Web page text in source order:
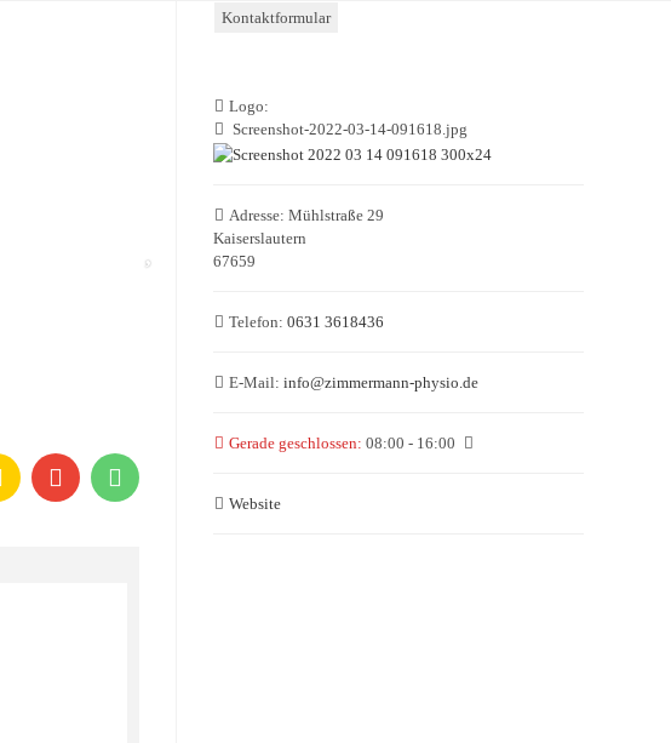
Kontaktformular
Logo:
Screenshot-2022-03-14-091618.jpg
Adresse: Mühlstraße 29
Kaiserslautern
67659
Telefon: 0631 3618436
E-Mail: info@zimmermann-physio.de
Gerade geschlossen: 08:00 - 16:00
Website